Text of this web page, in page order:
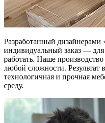
Разработанный дизайнерами
индивидуальный заказ — для
работать. Наше производство
любой сложности. Результат
технологичная и прочная
среду.